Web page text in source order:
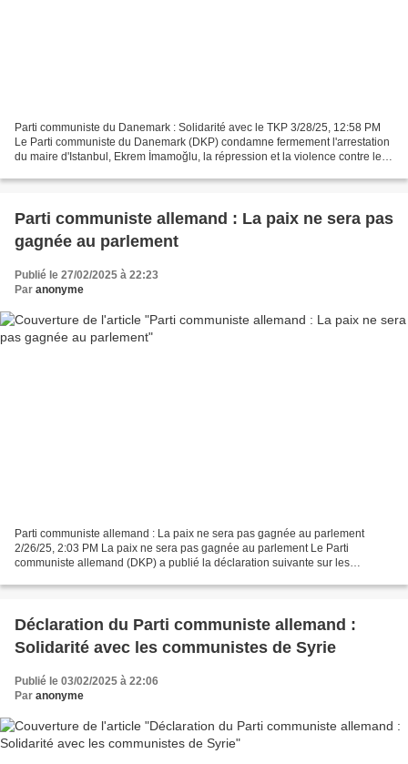
Parti communiste du Danemark : Solidarité avec le TKP 3/28/25, 12:58 PM
Le Parti communiste du Danemark (DKP) condamne fermement l'arrestation
du maire d'Istanbul, Ekrem İmamoğlu, la répression et la violence contre les
Parti communiste allemand : La paix ne sera pas
gagnée au parlement
Publié le 27/02/2025 à 22:23
Par anonyme
Parti communiste allemand : La paix ne sera pas gagnée au parlement
2/26/25, 2:03 PM La paix ne sera pas gagnée au parlement Le Parti
communiste allemand (DKP) a publié la déclaration suivante sur les
Déclaration du Parti communiste allemand :
Solidarité avec les communistes de Syrie
Publié le 03/02/2025 à 22:06
Par anonyme